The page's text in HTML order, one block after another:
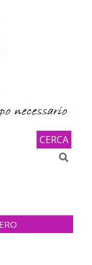
CERCA
Search